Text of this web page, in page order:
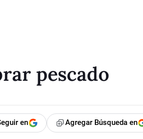
pescado
en Agregar Búsqueda en